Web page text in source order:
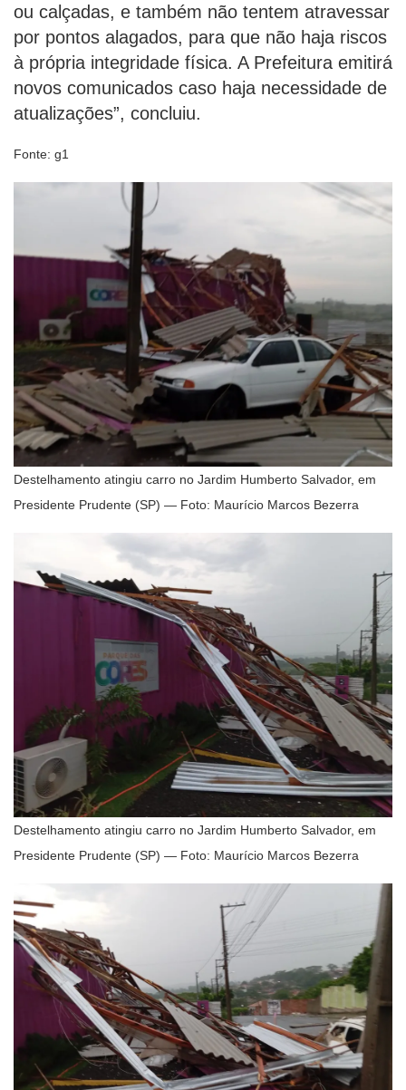
ou calçadas, e também não tentem atravessar
por pontos alagados, para que não haja riscos
à própria integridade física. A Prefeitura emitirá
novos comunicados caso haja necessidade de
atualizações”, concluiu.
Fonte: g1
Destelhamento atingiu carro no Jardim Humberto Salvador, em
Presidente Prudente (SP) — Foto: Maurício Marcos Bezerra
Destelhamento atingiu carro no Jardim Humberto Salvador, em
Presidente Prudente (SP) — Foto: Maurício Marcos Bezerra